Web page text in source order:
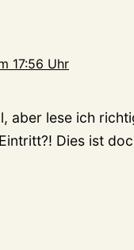
17:56 Uhr
aber lese ich
Dies ist